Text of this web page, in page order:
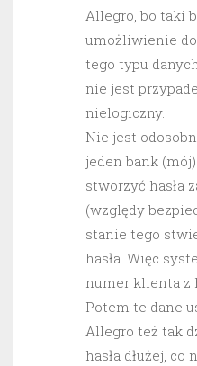
Allegro, bo taki
umożliwienie
tego typu
nie jest
nielogiczny.
Nie jest
jeden bank
stworzyć hasła
(względy
stanie tego
hasła. Więc
numer klienta z
Potem te dane
Allegro też tak
hasła dłużej,